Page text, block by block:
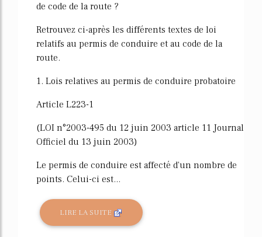
de code de la route ?
Retrouvez ci-après les différents textes de loi
relatifs au permis de conduire et au code de la
route.
1. Lois relatives au permis de conduire probatoire
Article L223-1
(LOI n°2003-495 du 12 juin 2003 article 11 Journal
Officiel du 13 juin 2003)
Le permis de conduire est affecté d'un nombre de
points. Celui-ci est...
LIRE LA SUITE